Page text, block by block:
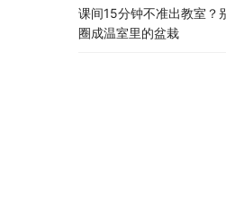
课间15分钟不准出教室？
圈成温室里的盆栽